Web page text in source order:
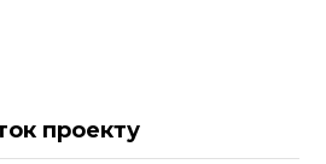
проекту